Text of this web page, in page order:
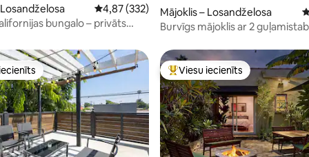
5, atsauksmju skaits: 109Vidējais vērtējums: 4,87 no 5, atsauksmju
4,87 (332)
bungalo – privāts
Mājoklis – Losandželosa
Burvīgs mājoklis ar 2
Kalversitijas
iecienīts mājoklis Populārs viesu iecienīts
Viesu iecienīts